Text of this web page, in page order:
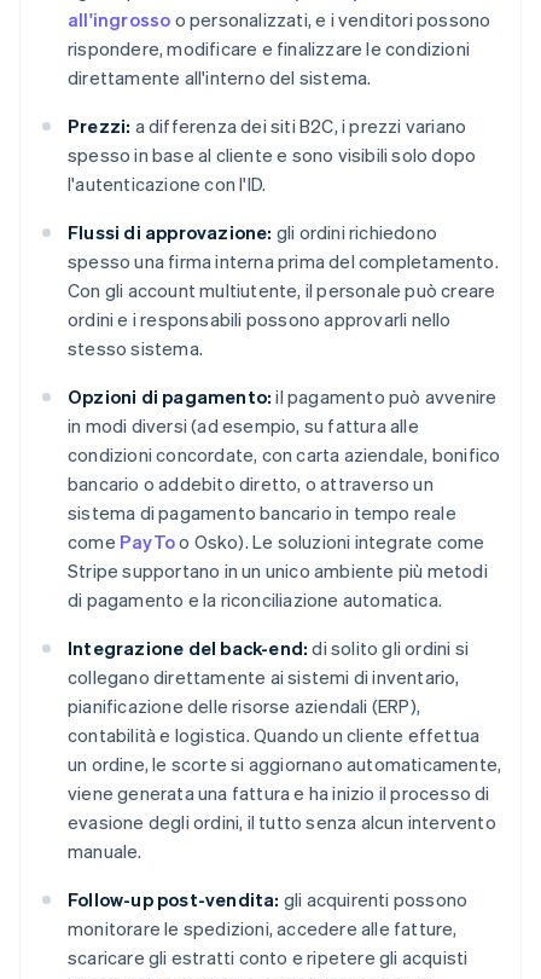
all'ingrosso o personalizzati, e i venditori possono
rispondere, modificare e finalizzare le condizioni
direttamente all'interno del sistema.
Prezzi: a differenza dei siti B2C, i prezzi variano
spesso in base al cliente e sono visibili solo dopo
l'autenticazione con l'ID.
Flussi di approvazione: gli ordini richiedono
spesso una firma interna prima del completamento.
Con gli account multiutente, il personale può creare
ordini e i responsabili possono approvarli nello
stesso sistema.
Opzioni di pagamento: il pagamento può avvenire
in modi diversi (ad esempio, su fattura alle
condizioni concordate, con carta aziendale, bonifico
bancario o addebito diretto, o attraverso un
sistema di pagamento bancario in tempo reale
come PayToo Osko). Le soluzioni integrate come
Stripe supportano in un unico ambiente più metodi
di pagamento e la riconciliazione automatica.
Integrazione del back-end: di solito gli ordini si
collegano direttamente ai sistemi di inventario,
pianificazione delle risorse aziendali (ERP),
contabilità e logistica. Quando un cliente effettua
un ordine, le scorte si aggiornano automaticamente,
viene generata una fattura e ha inizio il processo di
evasione degli ordini, il tutto senza alcun intervento
manuale.
Follow-up post-vendita: gli acquirenti possono
monitorare le spedizioni, accedere alle fatture,
scaricare gli estratti conto e ripetere gli acquisti